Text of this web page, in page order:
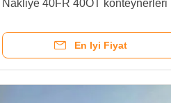
Nakliye 40FR 40OT konteynerleri
Cibuti Limanına
En Iyi Fiyat